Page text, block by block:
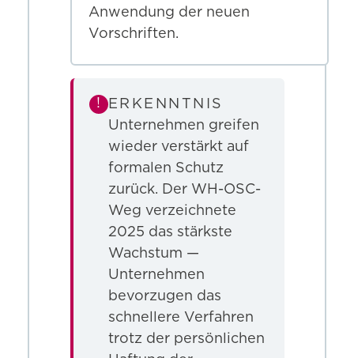
Anwendung der neuen
Vorschriften.
! ERKENNTNIS
Unternehmen greifen
wieder verstärkt auf
formalen Schutz
zurück. Der WH-OSC-
Weg verzeichnete
2025 das stärkste
Wachstum —
Unternehmen
bevorzugen das
schnellere Verfahren
trotz der persönlichen